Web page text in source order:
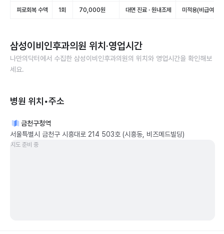
피로회복 수액 1회 70,000원 대면 진료 · 원내조제 미적용(비급여)
삼성이비인후과의원 위치·영업시간
나만의닥터에서 수집한 삼성이비인후과의원의 위치와 영업시간을 확인해보
세요.
병원 위치•주소
금천구청역
서울특별시 금천구 시흥대로 214 503호 (시흥동, 비즈메드빌딩)
지도 준비 중